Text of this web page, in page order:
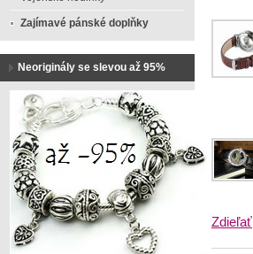
Zdieľať
Zajímavé pánské doplňky
Neoriginály se slevou až 95%